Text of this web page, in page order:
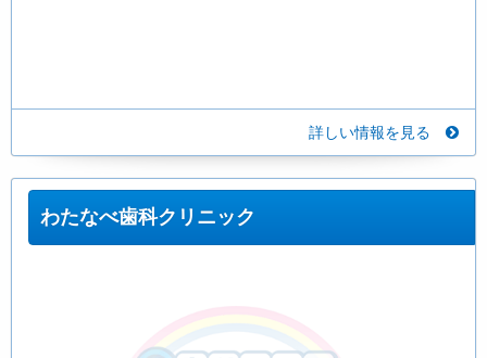
詳しい情報を見る
わたなべ歯科クリニック